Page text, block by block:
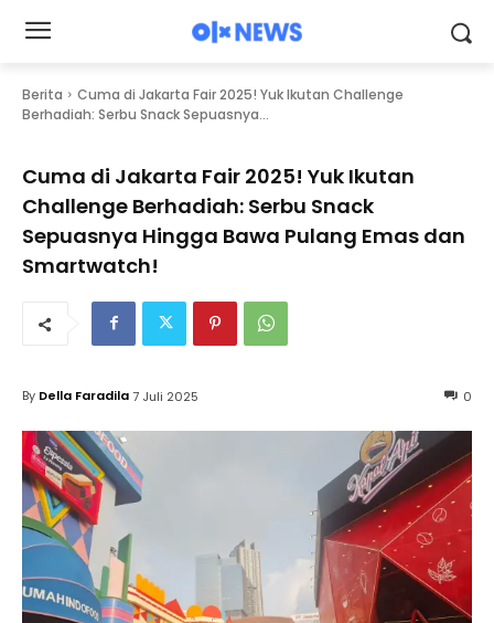
Berita
Cuma di Jakarta Fair 2025! Yuk Ikutan Challenge
Berhadiah: Serbu Snack Sepuasnya...
Cuma di Jakarta Fair 2025! Yuk Ikutan
Challenge Berhadiah: Serbu Snack
Sepuasnya Hingga Bawa Pulang Emas dan
Smartwatch!
0
By Della Faradila7 Juli 2025